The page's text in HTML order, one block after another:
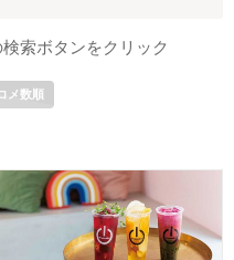
索ボタンをクリック
メ数順